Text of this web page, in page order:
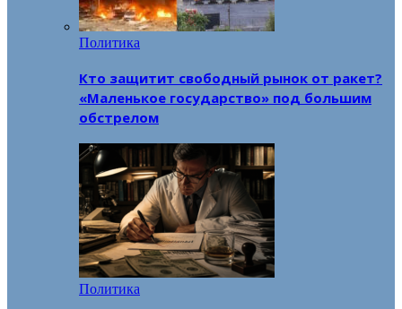
Политика
Кто защитит свободный рынок от ракет?
«Маленькое государство» под большим
обстрелом
Политика